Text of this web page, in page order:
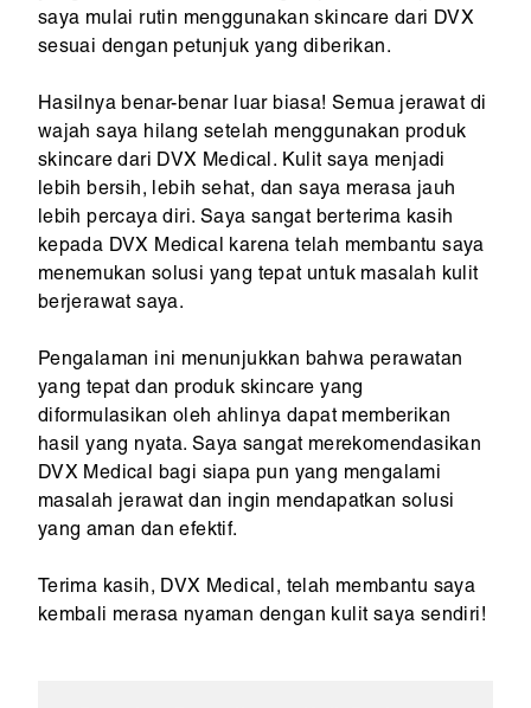
saya mulai rutin menggunakan skincare dari DVX
sesuai dengan petunjuk yang diberikan.
Hasilnya benar-benar luar biasa! Semua jerawat di
wajah saya hilang setelah menggunakan produk
skincare dari DVX Medical. Kulit saya menjadi
lebih bersih, lebih sehat, dan saya merasa jauh
lebih percaya diri. Saya sangat berterima kasih
kepada DVX Medical karena telah membantu saya
menemukan solusi yang tepat untuk masalah kulit
berjerawat saya.
Pengalaman ini menunjukkan bahwa perawatan
yang tepat dan produk skincare yang
diformulasikan oleh ahlinya dapat memberikan
hasil yang nyata. Saya sangat merekomendasikan
DVX Medical bagi siapa pun yang mengalami
masalah jerawat dan ingin mendapatkan solusi
yang aman dan efektif.
Terima kasih, DVX Medical, telah membantu saya
kembali merasa nyaman dengan kulit saya sendiri!